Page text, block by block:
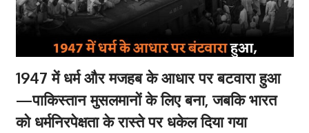
1947 में धर्म और मजहब के आधार पर बटवारा हुआ
—पाकिस्तान मुसलमानों के लिए बना, जबकि भारत
को धर्मनिरपेक्षता के रास्ते पर धकेल दिया गया